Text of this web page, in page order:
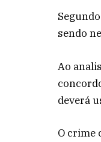
sendo
Ao
deverá
O crime